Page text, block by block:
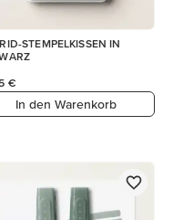
STEMPELKISSEN IN
€
In den Warenkorb